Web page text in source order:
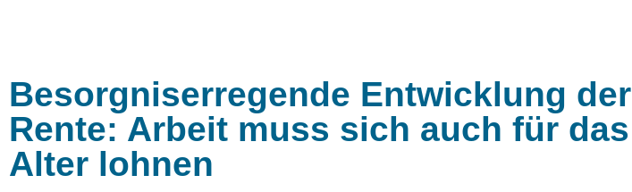
Besorgniserregende Entwicklung der
Rente: Arbeit muss sich auch für das
Alter lohnen